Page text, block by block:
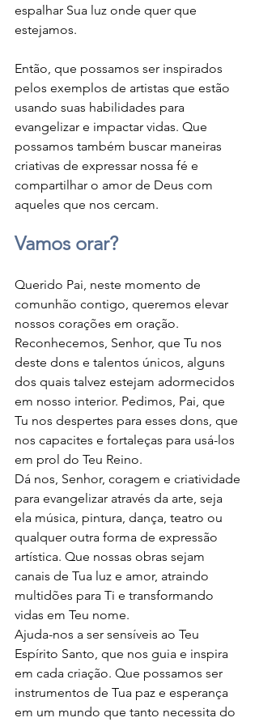
espalhar Sua luz onde quer que
estejamos.
Então, que possamos ser inspirados
pelos exemplos de artistas que estão
usando suas habilidades para
evangelizar e impactar vidas. Que
possamos também buscar maneiras
criativas de expressar nossa fé e
compartilhar o amor de Deus com
aqueles que nos cercam.
Vamos orar?
Querido Pai, neste momento de
comunhão contigo, queremos elevar
nossos corações em oração.
Reconhecemos, Senhor, que Tu nos
deste dons e talentos únicos, alguns
dos quais talvez estejam adormecidos
em nosso interior. Pedimos, Pai, que
Tu nos despertes para esses dons, que
nos capacites e fortaleças para usá-los
em prol do Teu Reino.
Dá nos, Senhor, coragem e criatividade
para evangelizar através da arte, seja
ela música, pintura, dança, teatro ou
qualquer outra forma de expressão
artística. Que nossas obras sejam
canais de Tua luz e amor, atraindo
multidões para Ti e transformando
vidas em Teu nome.
Ajuda-nos a ser sensíveis ao Teu
Espírito Santo, que nos guia e inspira
em cada criação. Que possamos ser
instrumentos de Tua paz e esperança
em um mundo que tanto necessita do